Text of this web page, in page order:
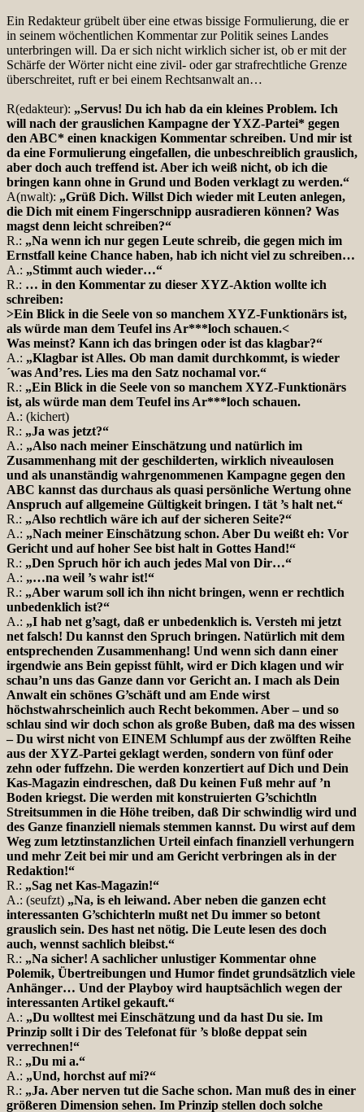
Ein Redakteur grübelt über eine etwas bissige Formulierung, die er
in seinem wöchentlichen Kommentar zur Politik seines Landes
unterbringen will. Da er sich nicht wirklich sicher ist, ob er mit der
Schärfe der Wörter nicht eine zivil- oder gar strafrechtliche Grenze
überschreitet, ruft er bei einem Rechtsanwalt an…
R(edakteur): „Servus! Du ich hab da ein kleines Problem. Ich
will nach der grauslichen Kampagne der YXZ-Partei* gegen
den ABC* einen knackigen Kommentar schreiben. Und mir ist
da eine Formulierung eingefallen, die unbeschreiblich grauslich,
aber doch auch treffend ist. Aber ich weiß nicht, ob ich die
bringen kann ohne in Grund und Boden verklagt zu werden.“
A(nwalt): „Grüß Dich. Willst Dich wieder mit Leuten anlegen,
die Dich mit einem Fingerschnipp ausradieren können? Was
magst denn leicht schreiben?“
R.: „Na wenn ich nur gegen Leute schreib, die gegen mich im
Ernstfall keine Chance haben, hab ich nicht viel zu schreiben…
A.: „Stimmt auch wieder…“
R.: … in den Kommentar zu dieser XYZ-Aktion wollte ich
schreiben:
>Ein Blick in die Seele von so manchem XYZ-Funktionärs ist,
als würde man dem Teufel ins Ar***loch schauen.<
Was meinst? Kann ich das bringen oder ist das klagbar?“
A.: „Klagbar ist Alles. Ob man damit durchkommt, is wieder
´was And’res. Lies ma den Satz nochamal vor.“
R.: „Ein Blick in die Seele von so manchem XYZ-Funktionärs
ist, als würde man dem Teufel ins Ar***loch schauen.
A.: (kichert)
R.: „Ja was jetzt?“
A.: „Also nach meiner Einschätzung und natürlich im
Zusammenhang mit der geschilderten, wirklich niveaulosen
und als unanständig wahrgenommenen Kampagne gegen den
ABC kannst das durchaus als quasi persönliche Wertung ohne
Anspruch auf allgemeine Gültigkeit bringen. I tät ’s halt net.“
R.: „Also rechtlich wäre ich auf der sicheren Seite?“
A.: „Nach meiner Einschätzung schon. Aber Du weißt eh: Vor
Gericht und auf hoher See bist halt in Gottes Hand!“
R.: „Den Spruch hör ich auch jedes Mal von Dir…“
A.: „…na weil ’s wahr ist!“
R.: „Aber warum soll ich ihn nicht bringen, wenn er rechtlich
unbedenklich ist?“
A.: „I hab net g’sagt, daß er unbedenklich is. Versteh mi jetzt
net falsch! Du kannst den Spruch bringen. Natürlich mit dem
entsprechenden Zusammenhang! Und wenn sich dann einer
irgendwie ans Bein gepisst fühlt, wird er Dich klagen und wir
schau’n uns das Ganze dann vor Gericht an. I mach als Dein
Anwalt ein schönes G’schäft und am Ende wirst
höchstwahrscheinlich auch Recht bekommen. Aber – und so
schlau sind wir doch schon als große Buben, daß ma des wissen
– Du wirst nicht von EINEM Schlumpf aus der zwölften Reihe
aus der XYZ-Partei geklagt werden, sondern von fünf oder
zehn oder fuffzehn. Die werden konzertiert auf Dich und Dein
Kas-Magazin eindreschen, daß Du keinen Fuß mehr auf ’n
Boden kriegst. Die werden mit konstruierten G’schichtln
Streitsummen in die Höhe treiben, daß Dir schwindlig wird und
des Ganze finanziell niemals stemmen kannst. Du wirst auf dem
Weg zum letztinstanzlichen Urteil einfach finanziell verhungern
und mehr Zeit bei mir und am Gericht verbringen als in der
Redaktion!“
R.: „Sag net Kas-Magazin!“
A.: (seufzt) „Na, is eh leiwand. Aber neben die ganzen echt
interessanten G’schichterln mußt net Du immer so betont
grauslich sein. Des hast net nötig. Die Leute lesen des doch
auch, wennst sachlich bleibst.“
R.: „Na sicher! A sachlicher unlustiger Kommentar ohne
Polemik, Übertreibungen und Humor findet grundsätzlich viele
Anhänger… Und der Playboy wird hauptsächlich wegen der
interessanten Artikel gekauft.“
A.: „Du wolltest mei Einschätzung und da hast Du sie. Im
Prinzip sollt i Dir des Telefonat für ’s bloße deppat sein
verrechnen!“
R.: „Du mi a.“
A.: „Und, horchst auf mi?“
R.: „Ja. Aber nerven tut die Sache schon. Man muß des in einer
größeren Dimension sehen. Im Prinzip stellen doch solche